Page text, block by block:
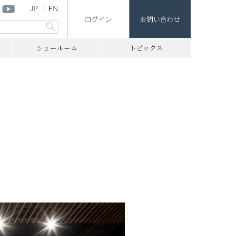
ログイン お問い合わせ
JP EN
ショールーム トピックス